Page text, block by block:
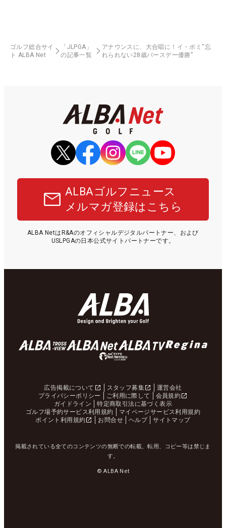
ゴルフ総合サイ
ト ALBA Net
「JLPGA」
の記事一覧
アナウンスに、大合唱に！イ・ボミ“忘
れられない28歳バースデー優勝”
ALBAゴルフニュース
メルマガ登録はこちら
ALBA NetはR&Aのオフィシャルデジタルパートナー、および
USLPGAの日本公式サイトパートナーです。
広告掲載について スタッフ募集
運営会社
プライバシーポリシー
ご利用に際して
会員規約
ガイドライン
特定商取引法に基づく表示
ゴルフ場予約サービス利用規約
マイページサービス利用規約
ポイント利用規約
お問合せ ヘルプ サイトマップ
掲載されている全てのコンテンツの無断での転載、転用、コピー等は禁じま
す。
© ALBA Net